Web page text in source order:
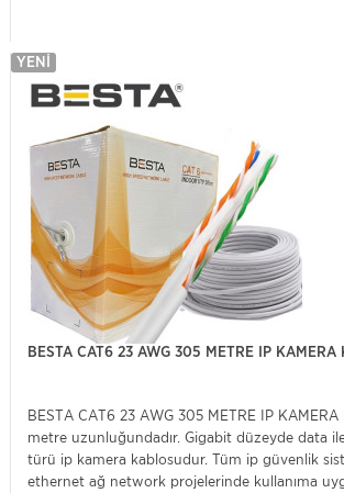
BESTA CAT6 23 AWG 305 METRE IP KAMERA
BESTA CAT6 23 AWG 305 METRE IP
metre uzunluğundadır. Gigabit düzeyde data
türü ip kamera kablosudur. Tüm ip güvenlik
ethernet ağ network projelerinde kullanıma
YENI